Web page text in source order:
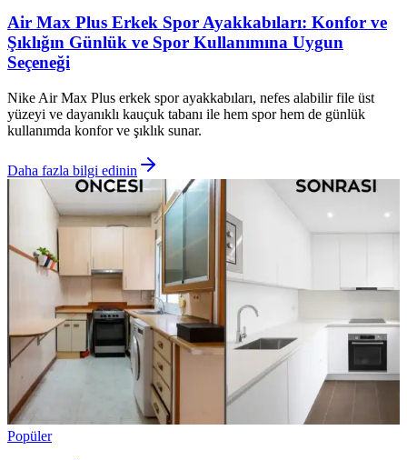
Air Max Plus Erkek Spor Ayakkabıları: Konfor ve
Şıklığın Günlük ve Spor Kullanımına Uygun
Seçeneği
Nike Air Max Plus erkek spor ayakkabıları, nefes alabilir file üst
yüzeyi ve dayanıklı kauçuk tabanı ile hem spor hem de günlük
kullanımda konfor ve şıklık sunar.
Daha fazla bilgi edinin
Popüler